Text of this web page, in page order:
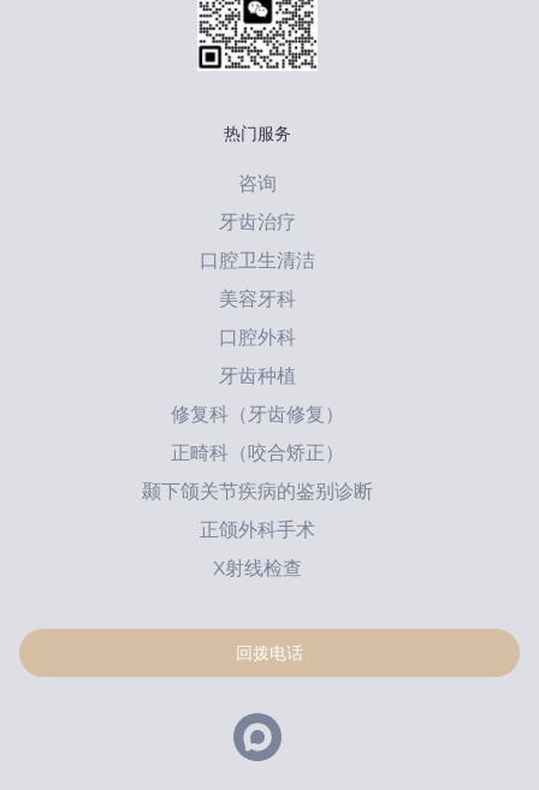
热门服务
咨询
牙齿治疗
口腔卫生清洁
美容牙科
口腔外科
牙齿种植
修复科（牙齿修复）
正畸科（咬合矫正）
颞下颌关节疾病的鉴别诊断
正颌外科手术
X射线检查
回拨电话
请留下您的联系方式，我们会尽快与您取得联系。
请留下您的联系方式，我们会尽快与您取得联系。
请留下您的联系方式，我们会尽快与您取得联系。
请留下您的联系方式，我们会尽快与您取得联系。
请留下您的联系方式，我们会尽快与您取得联系。
请留下您的联系方式，我们会尽快与您取得联系。
请留下您的联系方式，我们会尽快与您取得联系。
请留下您的联系方式，我们会尽快与您取得联系。
请留下您的联系方式，我们会尽快与您取得联系。
请留下您的联系方式，我们会尽快与您取得联系。
请留下您的联系方式，我们会尽快与您取得联系。
发送
点击按钮即表示您同意个人数据处理政策
同意处理个人数据
发送
点击按钮即表示您同意个人数据处理政策
同意处理个人数据
请在线咨询我们的专业人员。
Оставьте заявку на налоговый вычет
Пациент является плательщиком
Введите дату рождения*
Введите ИНН пациента*
За какой год / годы вы хотите получить справку *